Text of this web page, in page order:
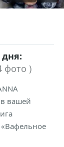
фото )
в вашей